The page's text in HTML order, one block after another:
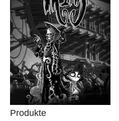
Produkte